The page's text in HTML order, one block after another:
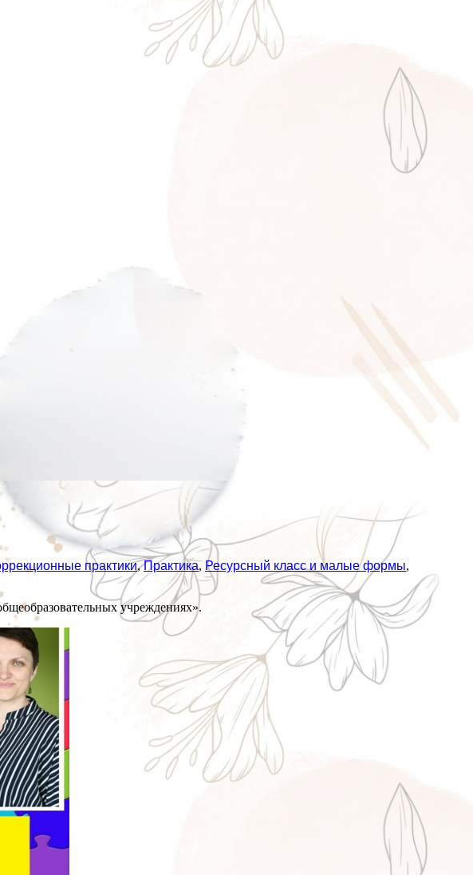
практики,Практика, Ресурсный класс и малые формы,
учреждениях».